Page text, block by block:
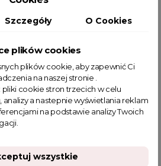
w paski
top sportowy damski
topy damskie
top czarny damski
czarna koszulka
podkoszulki damskie
Szczegóły O Cookies
plików cookies
plików cookie, aby zapewnić Ci
na naszej stronie .
cookie stron trzecich w celu
analizy a nastepnie wyświetlania reklam
na podstawie analizy Twoich
wszystkie